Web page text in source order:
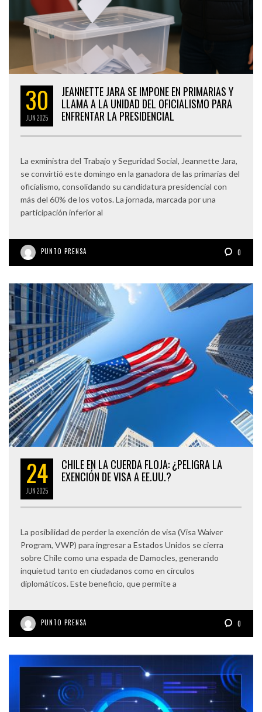
30
JUN2025
JEANNETTE JARA SE IMPONE EN PRIMARIAS Y
LLAMA A LA UNIDAD DEL OFICIALISMO PARA
ENFRENTAR LA PRESIDENCIAL
La exministra del Trabajo y Seguridad Social, Jeannette Jara,
se convirtió este domingo en la ganadora de las primarias del
oficialismo, consolidando su candidatura presidencial con
más del 60% de los votos. La jornada, marcada por una
participación inferior al
PUNTO PRENSA 0
24
JUN2025
CHILE EN LA CUERDA FLOJA: ¿PELIGRA LA
EXENCIÓN DE VISA A EE.UU.?
La posibilidad de perder la exención de visa (Visa Waiver
Program, VWP) para ingresar a Estados Unidos se cierra
sobre Chile como una espada de Damocles, generando
inquietud tanto en ciudadanos como en círculos
diplomáticos. Este beneficio, que permite a
PUNTO PRENSA 0